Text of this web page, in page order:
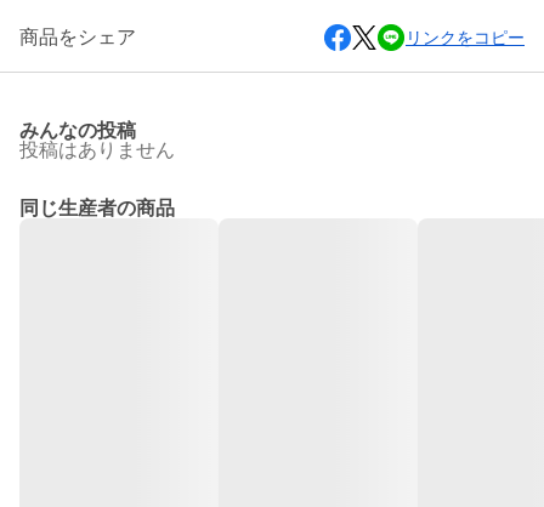
商品をシェア リンクをコピー
みんなの投稿
投稿はありません
同じ生産者の商品